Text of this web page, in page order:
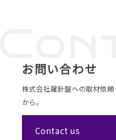
お問い合わせ
株式会社羅針盤への取材依
から。
Contact us